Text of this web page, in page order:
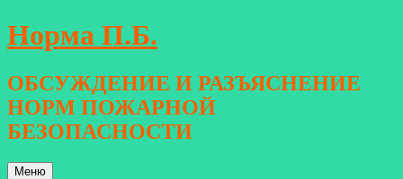
Перейти
к
Норма П.Б.
ОБСУЖДЕНИЕ И РАЗЪЯСНЕНИЕ
НОРМ ПОЖАРНОЙ
БЕЗОПАСНОСТИ
Меню